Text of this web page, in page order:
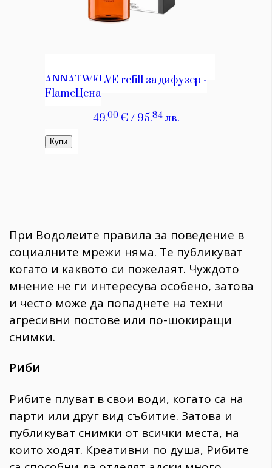
При Водолеите правила за поведение в
социалните мрежи няма. Те публикуват
когато и каквото си пожелаят. Чуждото
мнение не ги интересува особено, затова
и често може да попаднете на техни
агресивни постове или по-шокиращи
снимки.
Риби
Рибите плуват в свои води, когато са на
парти или друг вид събитие. Затова и
публикуват снимки от всички места, на
които ходят. Креативни по душа, Рибите